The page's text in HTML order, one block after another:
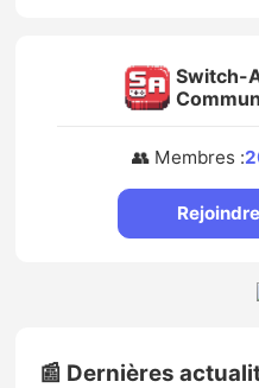
Switch-
👥 Membres :
📰 Dernières